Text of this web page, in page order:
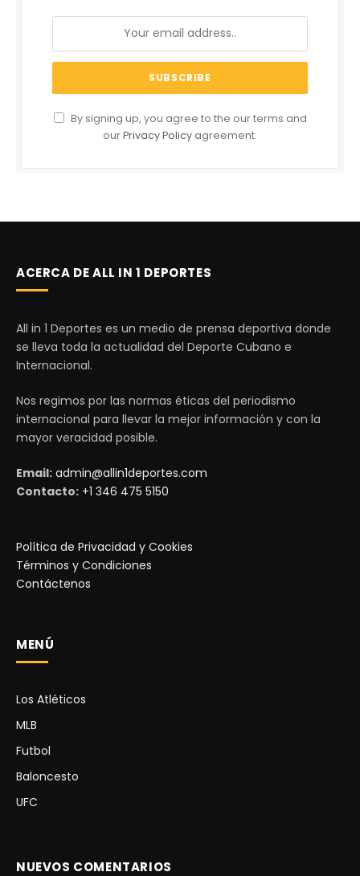
By signing up, you agree to the our terms and
ourPrivacy Policy agreement.
ACERCA DE ALL IN 1 DEPORTES
All in 1 Deportes es un medio de prensa deportiva donde
se lleva toda la actualidad del Deporte Cubano e
Internacional.
Nos regimos por las normas éticas del periodismo
internacional para llevar la mejor información y con la
mayor veracidad posible.
Email: admin@allin1deportes.com
Contacto: +1 346 475 5150
Política de Privacidad y Cookies
Términos y Condiciones
Contáctenos
MENÚ
Los Atléticos
MLB
Futbol
Baloncesto
UFC
NUEVOS COMENTARIOS